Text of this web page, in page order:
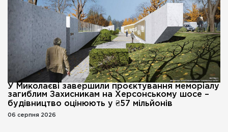
У Миколаєві завершили проєктування меморіалу
загиблим Захисникам на Херсонському шосе –
будівництво оцінюють у ₴57 мільйонів
06 серпня 2026